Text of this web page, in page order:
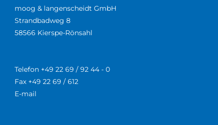
moog & langenscheidt GmbH
Strandbadweg 8
58566 Kierspe-Rönsahl
Telefon +49 22 69 / 92 44 - 0
Fax +49 22 69 / 612
E-mail